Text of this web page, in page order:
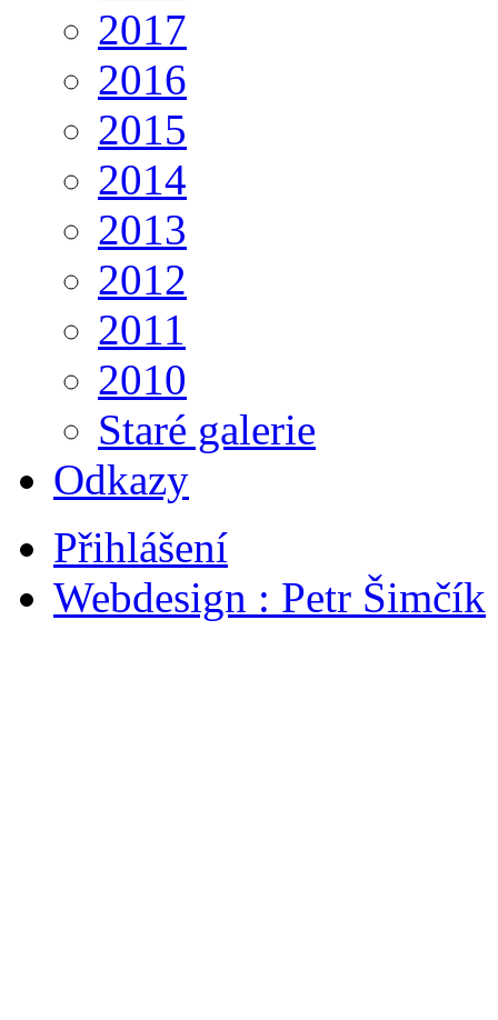
2017
2016
2015
2014
2013
2012
2011
2010
Staré galerie
Odkazy
Přihlášení
Webdesign : Petr Šimčík